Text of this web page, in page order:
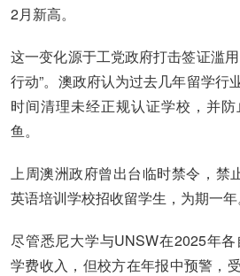
2月新高。
这一变化源于工党政府打击签证滥
行动”。澳政府认为过去几年留学行
时间清理未经正规认证学校，并
鱼。
上周澳洲政府曾出台临时禁令，禁
英语培训学校招收留学生，为期一年
尽管悉尼大学与UNSW在2025年
学费收入，但校方在年报中预警，